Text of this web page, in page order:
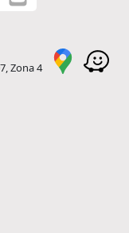
Zona 4